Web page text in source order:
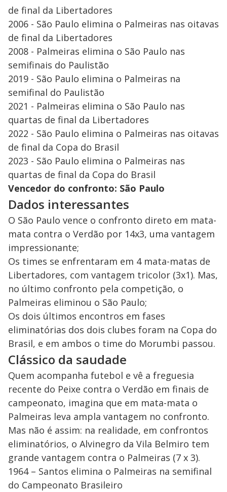
de final da Libertadores
2006 - São Paulo elimina o Palmeiras nas oitavas
de final da Libertadores
2008 - Palmeiras elimina o São Paulo nas
semifinais do Paulistão
2019 - São Paulo elimina o Palmeiras na
semifinal do Paulistão
2021 - Palmeiras elimina o São Paulo nas
quartas de final da Libertadores
2022 - São Paulo elimina o Palmeiras nas oitavas
de final da Copa do Brasil
2023 - São Paulo elimina o Palmeiras nas
quartas de final da Copa do Brasil
Vencedor do confronto: São Paulo
Dados interessantes
O São Paulo vence o confronto direto em mata-
mata contra o Verdão por 14x3, uma vantagem
impressionante;
Os times se enfrentaram em 4 mata-matas de
Libertadores, com vantagem tricolor (3x1). Mas,
no último confronto pela competição, o
Palmeiras eliminou o São Paulo;
Os dois últimos encontros em fases
eliminatórias dos dois clubes foram na Copa do
Brasil, e em ambos o time do Morumbi passou.
Clássico da saudade
Quem acompanha futebol e vê a freguesia
recente do Peixe contra o Verdão em finais de
campeonato, imagina que em mata-mata o
Palmeiras leva ampla vantagem no confronto.
Mas não é assim: na realidade, em confrontos
eliminatórios, o Alvinegro da Vila Belmiro tem
grande vantagem contra o Palmeiras (7 x 3).
1964 – Santos elimina o Palmeiras na semifinal
do Campeonato Brasileiro